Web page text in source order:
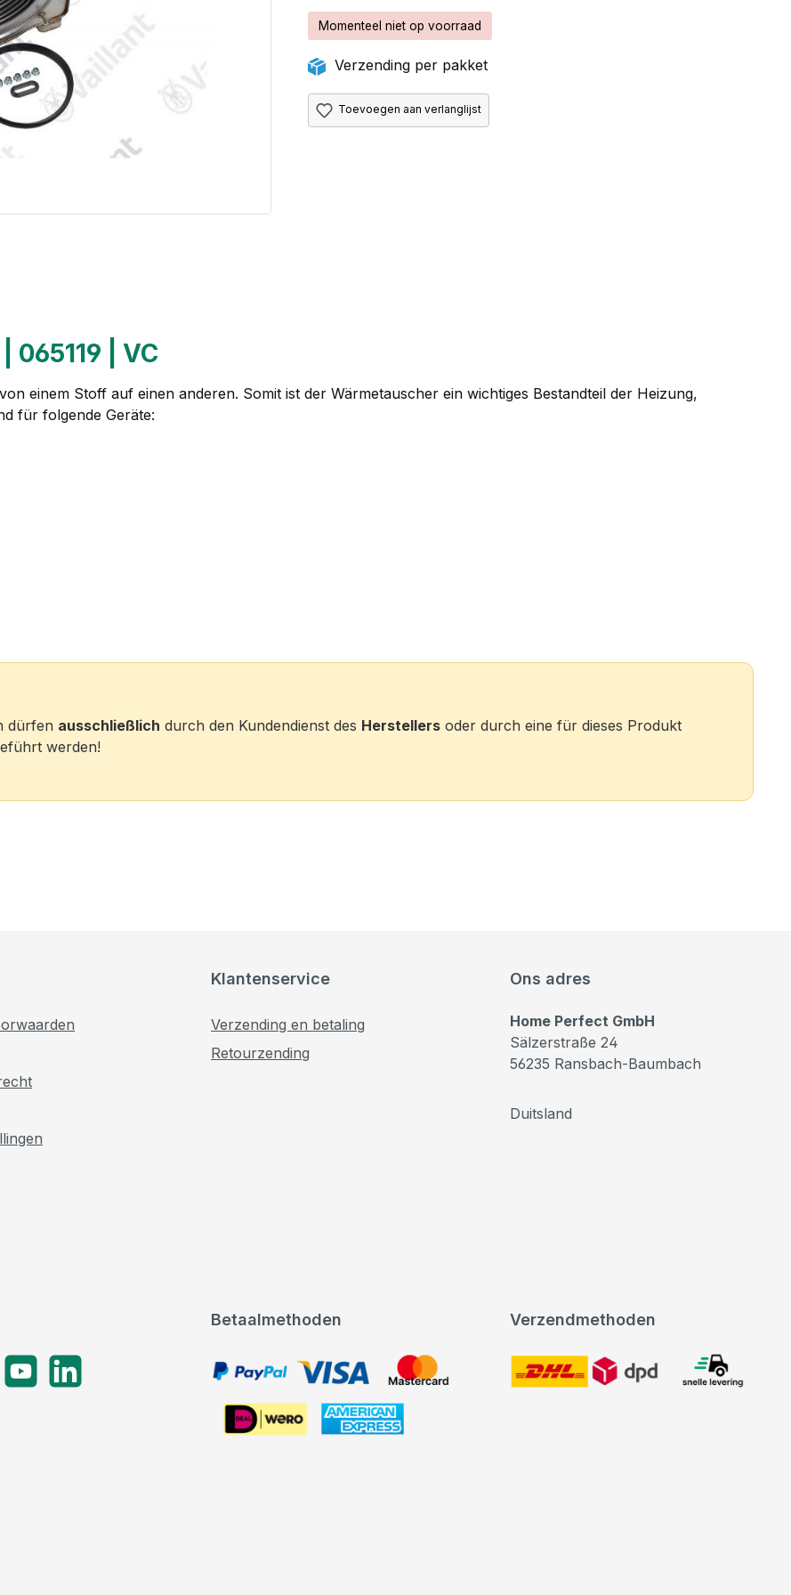
Momenteel niet op voorraad
Verzending per pakket
Toevoegen aan verlanglijst
| VC
einem Stoff auf einen anderen. Somit ist der Wärmetauscher ein wichtiges Bestandteil der Heizung,
für folgende Geräte:
dürfen ausschließlich durch den Kundendienst des Herstellers oder durch eine für dieses Produkt
werden!
Klantenservice
Verzending en betaling
Retourzending
Betaalmethoden
PayPal, VISA, Mastercard
Verzendmethoden
Ons adres
Home Perfect GmbH
Sälzerstraße 24
56235 Ransbach-Baumbach
Duitsland
YouTubeLinkedIn